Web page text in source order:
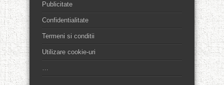
Publicitate
Confidentialitate
Termeni si conditii
Utilizare cookie-uri
…